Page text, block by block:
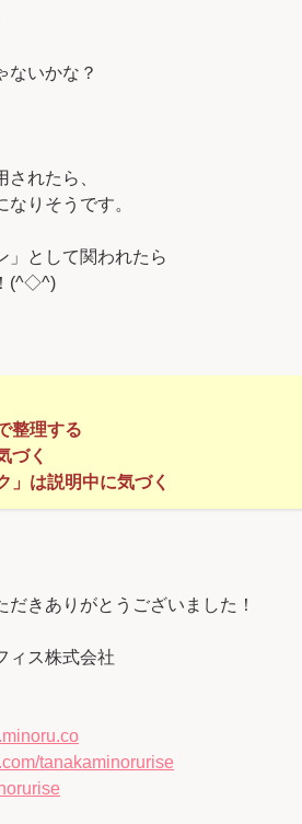
ないかな？
れたら、
りそうです。
」として関われたら
(^◇^)
整理する
づく
」は説明中に気づく
きありがとうございました！
ィス株式会社
tanakaminorurise